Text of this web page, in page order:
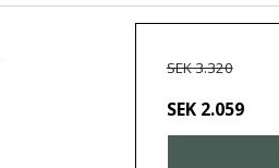
SEK 3.320
SEK 2.059